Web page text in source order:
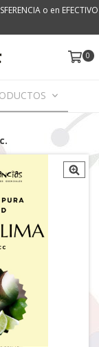
o en EFECTIVO
0